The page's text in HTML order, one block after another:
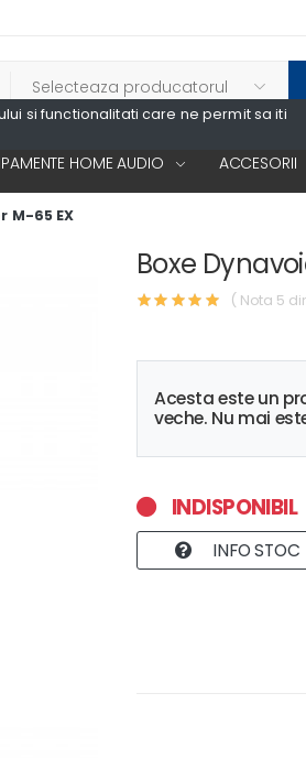
si functionalitati care ne permit sa iti
HOME AUDIO ACCESORII
M-65 EX
Boxe
( Nota 5
Acesta este un
veche. Nu mai
INDISPONIBIL
INFO STOC